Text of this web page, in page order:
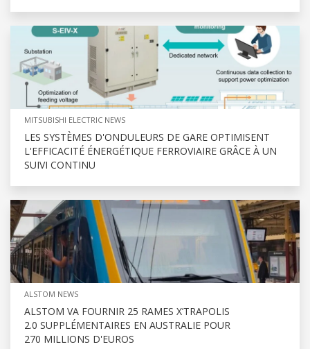
MITSUBISHI ELECTRIC NEWS
LES SYSTÈMES D'ONDULEURS DE GARE OPTIMISENT
L'EFFICACITÉ ÉNERGÉTIQUE FERROVIAIRE GRÂCE À UN
SUIVI CONTINU
ALSTOM NEWS
ALSTOM VA FOURNIR 25 RAMES X’TRAPOLIS
2.0 SUPPLÉMENTAIRES EN AUSTRALIE POUR
270 MILLIONS D'EUROS